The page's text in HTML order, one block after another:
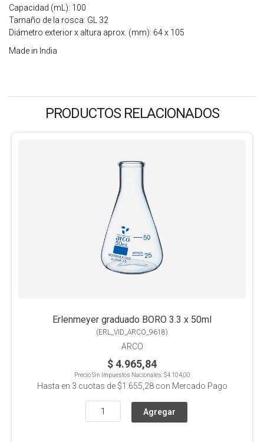
Capacidad (mL): 100
Tamaño de la rosca: GL 32
Diámetro exterior x altura aprox. (mm): 64 x 105
Made in India
PRODUCTOS RELACIONADOS
Erlenmeyer graduado BORO 3.3 x 50ml
(ERL_VID_ARCO_9618)
ARCO
$ 4.965,84
Precio Sin Impuestos Nacionales:$4.104,00
Hasta en 3 cuotas de $1.655,28con Mercado Pago